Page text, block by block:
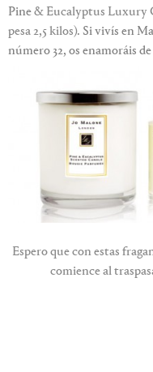
Pine& Eucalyptus Luxury
pesa 2,5 kilos). Si vivís en
número 32, os enamoráis
Espero que con estas
comience al